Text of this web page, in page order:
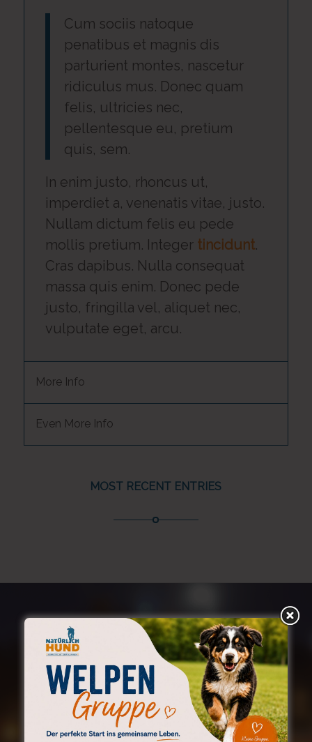
Cum sociis natoque
penatibus et magnis dis
parturient montes, nascetur
ridiculus mus. Donec quam
felis, ultricies nec,
pellentesque eu, pretium
quis, sem.
In enim justo, rhoncus ut,
imperdiet a, venenatis vitae, justo.
Nullam dictum felis eu pede
mollis pretium. Integer tincidunt.
Cras dapibus. Nulla consequat
massa quis enim. Donec pede
justo, fringilla vel, aliquet nec,
vulputate eget, arcu.
More Info
Even More Info
MOST RECENT ENTRIES